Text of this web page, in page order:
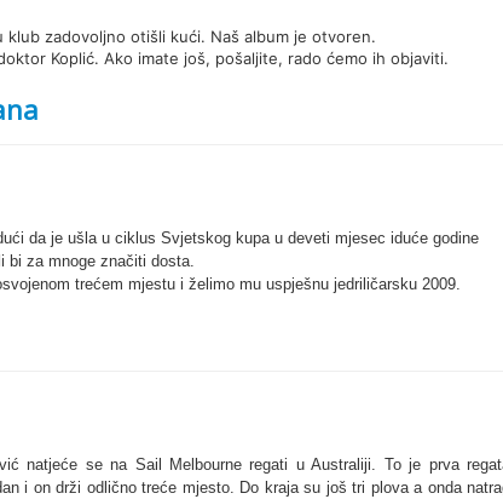
zadovoljno otišli kući. Naš album je otvoren.
Koplić. Ako imate još, pošaljite, rado ćemo ih objaviti.
da je ušla u ciklus Svjetskog kupa u deveti mjesec iduće godine
bi za mnoge značiti dosta.
trećem mjestu i želimo mu uspješnu jedriličarsku 2009.
natjeće se na Sail Melbourne regati u Australiji. To je prva
i on drži odlično treće mjesto. Do kraja su još tri plova a onda